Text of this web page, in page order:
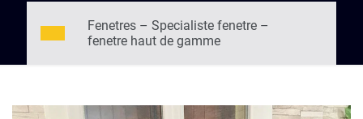
Fenetres – Specialiste fenetre –
fenetre haut de gamme